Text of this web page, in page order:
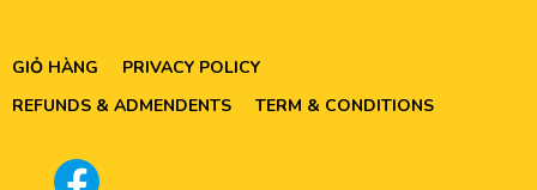
GIỎ HÀNG
PRIVACY POLICY
REFUNDS & ADMENDENTS
TERM & CONDITIONS